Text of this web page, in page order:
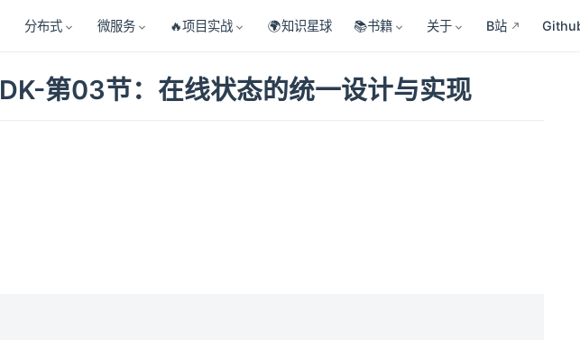
分布式 微服务 🔥项目实战 🌍知识星球 📚书籍 关于 B站
第03节：在线状态的统一设计与实现